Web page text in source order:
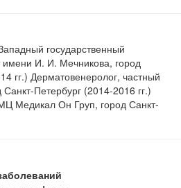
государственный
имени И. И. Мечникова, город
гг.) Дерматовенеролог, частный
Петербург (2014-2016 гг.)
Медикал Он Груп, город Санкт-